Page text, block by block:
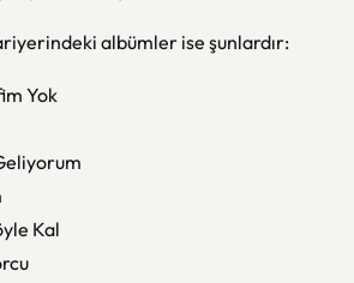
albümler ise şunlardır:
Yok
Kal